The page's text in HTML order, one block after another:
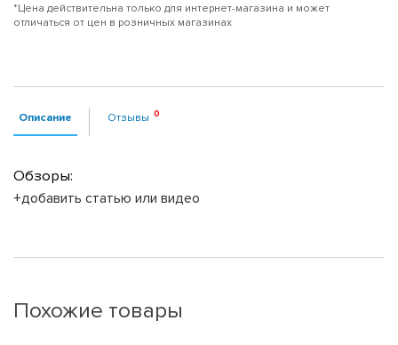
*Цена действительна только для интернет-магазина и может
отличаться от цен в розничных магазинах
Описание Отзывы
Обзоры:
+добавить статью или видео
Похожие товары